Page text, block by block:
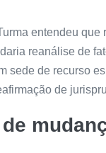
entendeu que
reanálise de
sede de recurso
de